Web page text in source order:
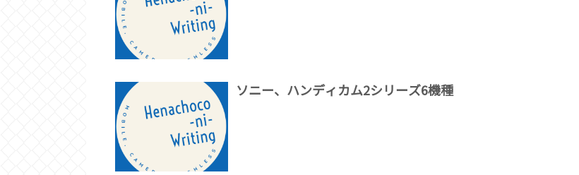
ソニー、ハンディカム2シリーズ6機種